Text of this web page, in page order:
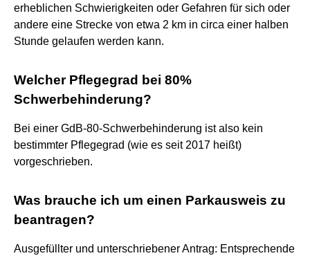
erheblichen Schwierigkeiten oder Gefahren für sich oder
andere eine Strecke von etwa 2 km in circa einer halben
Stunde gelaufen werden kann.
Welcher Pflegegrad bei 80%
Schwerbehinderung?
Bei einer GdB-80-Schwerbehinderung ist also kein
bestimmter Pflegegrad (wie es seit 2017 heißt)
vorgeschrieben.
Was brauche ich um einen Parkausweis zu
beantragen?
Ausgefüllter und unterschriebener Antrag: Entsprechende